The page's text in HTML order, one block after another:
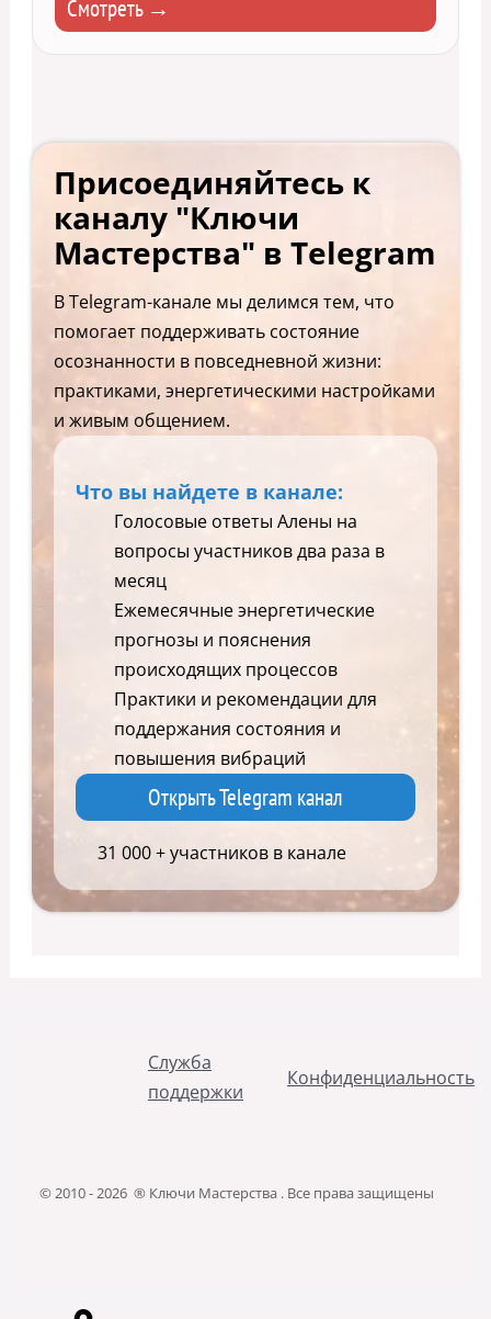
Смотреть →
Присоединяйтесь к
каналу "Ключи
Мастерства" в Telegram
В Telegram-канале мы делимся тем, что
помогает поддерживать состояние
осознанности в повседневной жизни:
практиками, энергетическими настройками
и живым общением.
Что вы найдете в канале:
Голосовые ответы Алены на
вопросы участников два раза в
месяц
Ежемесячные энергетические
прогнозы и пояснения
происходящих процессов
Практики и рекомендации для
поддержания состояния и
повышения вибраций
Открыть Telegram канал
31 000 + участников в канале
Служба
поддержки
Конфиденциальность
© 2010 - 2026 ® Ключи Мастерства . Все права защищены